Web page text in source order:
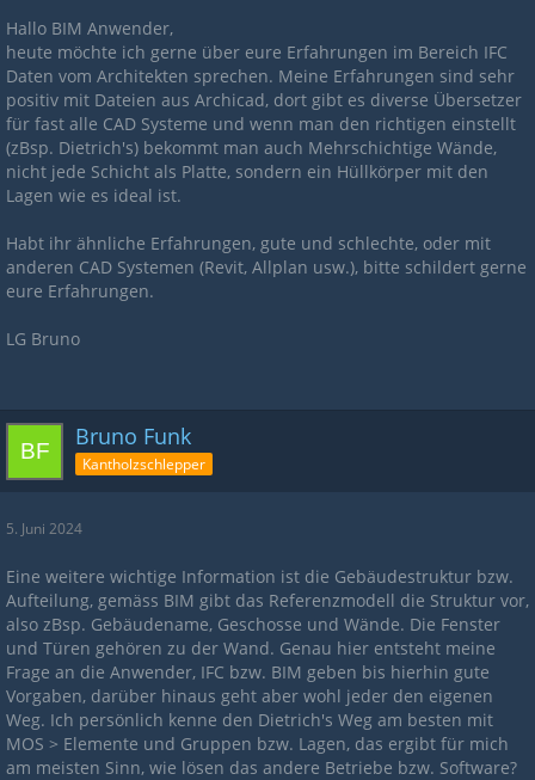
Hallo BIM Anwender,
heute möchte ich gerne über eure Erfahrungen im Bereich IFC
Daten vom Architekten sprechen. Meine Erfahrungen sind sehr
positiv mit Dateien aus Archicad, dort gibt es diverse Übersetzer
für fast alle CAD Systeme und wenn man den richtigen einstellt
(zBsp. Dietrich's) bekommt man auch Mehrschichtige Wände,
nicht jede Schicht als Platte, sondern ein Hüllkörper mit den
Lagen wie es ideal ist.
Habt ihr ähnliche Erfahrungen, gute und schlechte, oder mit
anderen CAD Systemen (Revit, Allplan usw.), bitte schildert gerne
eure Erfahrungen.
LG Bruno
Bruno Funk
Kantholzschlepper
5. Juni 2024
Eine weitere wichtige Information ist die Gebäudestruktur bzw.
Aufteilung, gemäss BIM gibt das Referenzmodell die Struktur vor,
also zBsp. Gebäudename, Geschosse und Wände. Die Fenster
und Türen gehören zu der Wand. Genau hier entsteht meine
Frage an die Anwender, IFC bzw. BIM geben bis hierhin gute
Vorgaben, darüber hinaus geht aber wohl jeder den eigenen
Weg. Ich persönlich kenne den Dietrich's Weg am besten mit
MOS > Elemente und Gruppen bzw. Lagen, das ergibt für mich
am meisten Sinn, wie lösen das andere Betriebe bzw. Software?